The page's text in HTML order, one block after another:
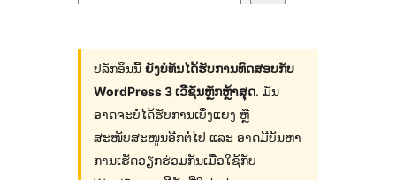
ລັກ
ອິນ
ປລັກອິນນີ້ ຍັງບໍ່ທັນໄດ້ຮັບການທົດສອບກັບ
WordPress 3 ເວີຊັນຫຼັກຫຼ້າສຸດ. ມັນ
ອາດຈະບໍ່ໄດ້ຮັບການເບິ່ງແຍງ ຫຼື
ສະໜັບສະໜູນອີກຕໍ່ໄປ ແລະ ອາດມີບັນຫາ
ການເຮັດວຽກຮ່ວມກັນເມື່ອໃຊ້ກັບ